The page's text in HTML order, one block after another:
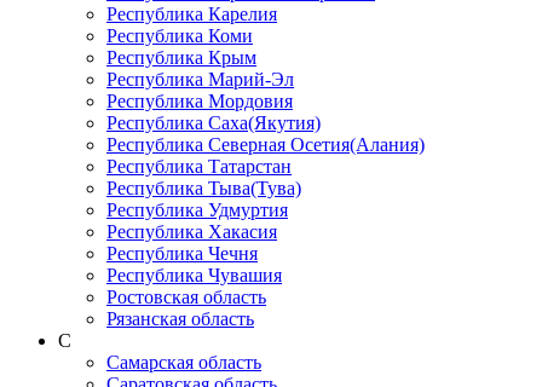
Республика Карелия
Республика Коми
Республика Крым
Республика Марий-Эл
Республика Мордовия
Республика Саха(Якутия)
Республика Северная Осетия(Алания)
Республика Татарстан
Республика Тыва(Тува)
Республика Удмуртия
Республика Хакасия
Республика Чечня
Республика Чувашия
Ростовская область
Рязанская область
С
Самарская область